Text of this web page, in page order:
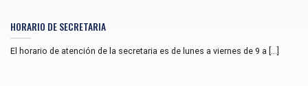
HORARIO DE SECRETARIA
El horario de atención de la secretaria es de lunes a viernes de 9 a [...]